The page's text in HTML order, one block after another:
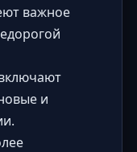
важное
и